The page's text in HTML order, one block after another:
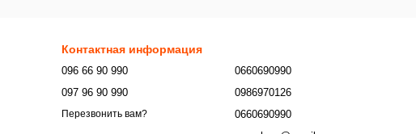
Контактная информация
096 66 90 990
097 96 90 990
Перезвонить вам?
0660690990
0986970126
0660690990